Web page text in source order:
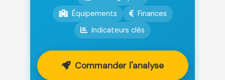
Équipements
Finances
Indicateurs clés
Commander l'analyse